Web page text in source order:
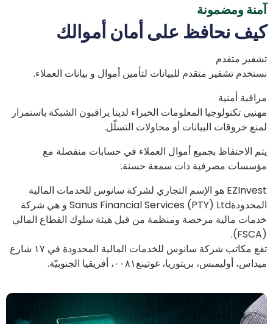
آمنة ومضمونة
كيف نحافظ على أمان أموالك
تشفير متقدم
نستخدم تشفير متقدم للبيانات لتأمين أموال و بيانات العملاء.
مراقبة أمنية
مهنيي تكنولوجيا المعلومات الخبراء لدينا يراقبون الشبكة باستمرار
لمنع خروقات البيانات أو محاولات التسلّل.
يتم الاحتفاظ بجميع أموال العملاء في حسابات منفصلة مع
مؤسسات مصرفية ذات سمعة حسنة.
EZInvest هو الإسم التجاري لشركة سانوس للخدمات المالية
المحدودةSanus Financial Services (PTY) Ltd و هي شركة
خدمات مالية مرخصة ومنظمة من قبل هيئة سلوك القطاع المالي
(FSCA).
تقع مكاتب شركة سانوس للخدمات المالية المحدودة في ١٧ شارع
ميداس، أوليمبس، بريتوريا، غوتينغ٠٠٨١، أفريقيا الجنوبيّة.